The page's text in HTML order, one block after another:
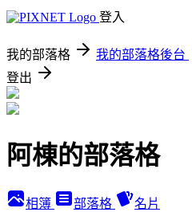
登入
我的部落格 我的部落格後台
登出
阿棟的部落格
相簿 部落格 名片